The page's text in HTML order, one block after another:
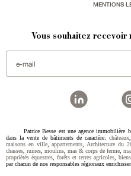
MENTIONS
Vous souhaitez
Patrice Besse est une agence immobilière
dans la vente de bâtiments de caractère: châteaux,
maisons en ville,appartements,Architecture du
chasses, ruines, moulins, mas & corps de ferme,
propriétés équestres, forêts et terres agricoles,
par chacun de nos responsables régionaux